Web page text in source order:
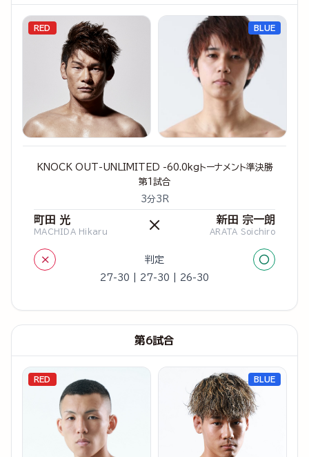
RED
KNOCK OUT-UNLIMITED -60.0kgトーナメント準決勝
第1試合
3分3R
町田 光
MACHIDA Hikaru × 新田 宗一朗
ARATA Soichiro
× 判定 ○
27-30 | 27-30 | 26-30
BLUE
第6試合
RED BLUE